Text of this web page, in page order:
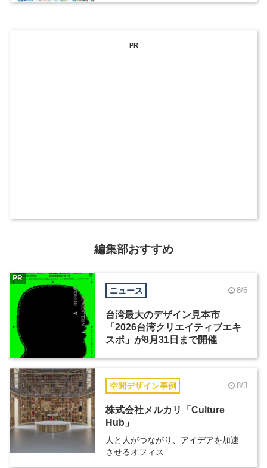
PR
編集部おすすめ
ニュース 8/6
台湾最大のデザイン見本市
「2026台湾クリエイティブエキ
スポ」が8月31日まで開催
PR
空間デザイン事例 8/3
株式会社メルカリ「Culture
Hub」
人と人がつながり、アイデアを加速
させるオフィス